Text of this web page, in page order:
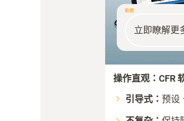
軟體
立即瞭解更
操作直观：CFR
引导式： 预设